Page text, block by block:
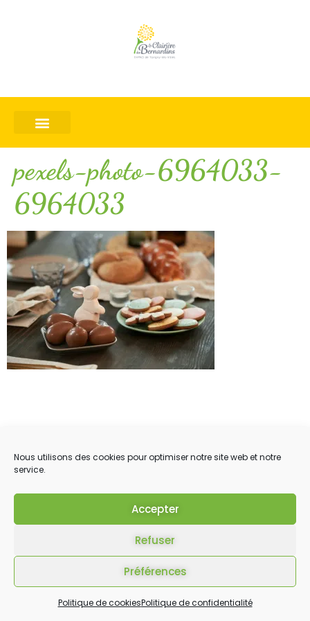
Nous utilisons des cookies pour optimiser notre site web et notre
service.
Accepter
Refuser
Préférences
Politique de cookiesPolitique de confidentialité
pexels-photo-6964033-
6964033